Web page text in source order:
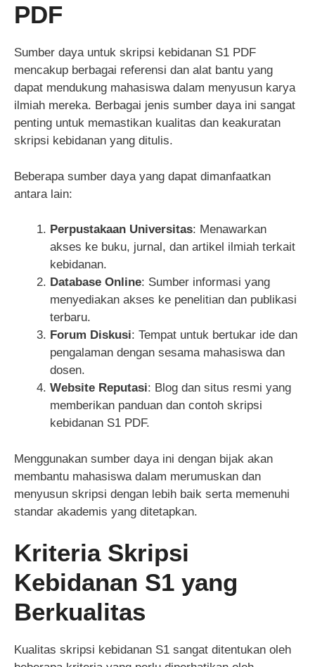
PDF
Sumber daya untuk skripsi kebidanan S1 PDF
mencakup berbagai referensi dan alat bantu yang
dapat mendukung mahasiswa dalam menyusun karya
ilmiah mereka. Berbagai jenis sumber daya ini sangat
penting untuk memastikan kualitas dan keakuratan
skripsi kebidanan yang ditulis.
Beberapa sumber daya yang dapat dimanfaatkan
antara lain:
Perpustakaan Universitas: Menawarkan
akses ke buku, jurnal, dan artikel ilmiah terkait
kebidanan.
Database Online: Sumber informasi yang
menyediakan akses ke penelitian dan publikasi
terbaru.
Forum Diskusi: Tempat untuk bertukar ide dan
pengalaman dengan sesama mahasiswa dan
dosen.
Website Reputasi: Blog dan situs resmi yang
memberikan panduan dan contoh skripsi
kebidanan S1 PDF.
Menggunakan sumber daya ini dengan bijak akan
membantu mahasiswa dalam merumuskan dan
menyusun skripsi dengan lebih baik serta memenuhi
standar akademis yang ditetapkan.
Kriteria Skripsi
Kebidanan S1 yang
Berkualitas
Kualitas skripsi kebidanan S1 sangat ditentukan oleh